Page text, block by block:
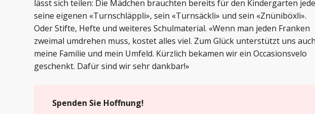
lässt sich teilen: Die Mädchen brauchten bereits für den Kindergarten
seine eigenen «Turnschläppli», sein «Turnsäckli» und sein «Znüniböxli».
Oder Stifte, Hefte und weiteres Schulmaterial. «Wenn man jeden Franken
zweimal umdrehen muss, kostet alles viel. Zum Glück unterstützt uns auch
meine Familie und mein Umfeld. Kürzlich bekamen wir ein Occasionsvelo
geschenkt. Dafür sind wir sehr dankbar!»
Spenden Sie Hoffnung!